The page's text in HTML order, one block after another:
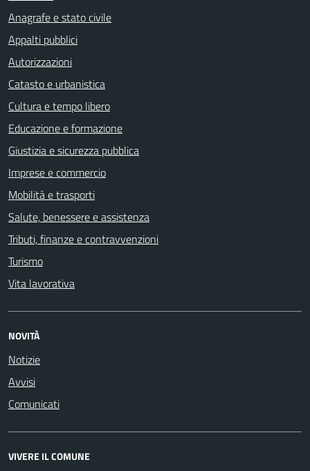
Anagrafe e stato civile
Appalti pubblici
Autorizzazioni
Catasto e urbanistica
Cultura e tempo libero
Educazione e formazione
Giustizia e sicurezza pubblica
Imprese e commercio
Mobilità e trasporti
Salute, benessere e assistenza
Tributi, finanze e contravvenzioni
Turismo
Vita lavorativa
NOVITÀ
Notizie
Avvisi
Comunicati
VIVERE IL COMUNE